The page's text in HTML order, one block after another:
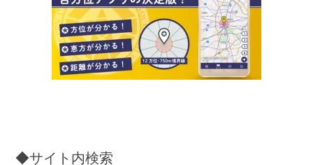
◆サイト内検索